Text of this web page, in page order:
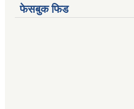
फेसबुक फिड